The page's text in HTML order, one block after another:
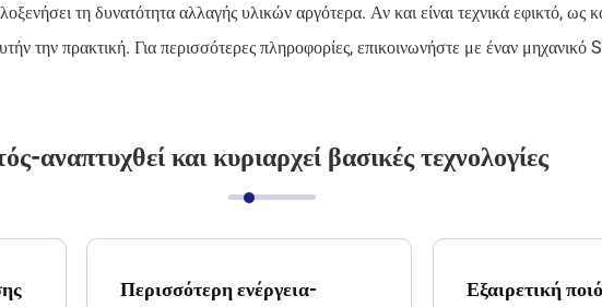
τη δυνατότητα αλλαγής υλικών αργότερα. Αν και είναι τεχνικά εφικτό, ως
την πρακτική. Για περισσότερες πληροφορίες, επικοινωνήστε με έναν μηχανικό
αναπτυχθεί και κυριαρχεί βασικές τεχνολογίες
Περισσότερη ενέργεια-
Εξαιρετική